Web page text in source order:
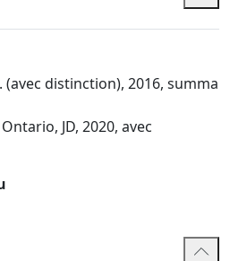
(avec distinction), 2016, summa
JD, 2020, avec